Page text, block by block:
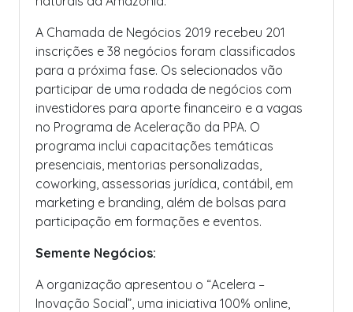
A Chamada de Negócios 2019 recebeu 201
inscrições e 38 negócios foram classificados
para a próxima fase. Os selecionados vão
participar de uma rodada de negócios com
investidores para aporte financeiro e a vagas
no Programa de Aceleração da PPA. O
programa inclui capacitações temáticas
presenciais, mentorias personalizadas,
coworking, assessorias jurídica, contábil, em
marketing e branding, além de bolsas para
participação em formações e eventos.
Semente Negócios:
A organização apresentou o “Acelera –
Inovação Social”, uma iniciativa 100% online,